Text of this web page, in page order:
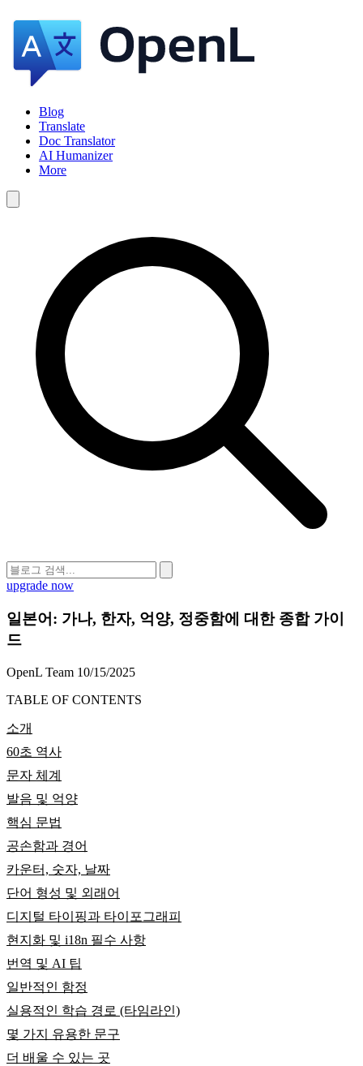
Blog
Translate
Doc Translator
AI Humanizer
More
upgrade now
일본어: 가나, 한자, 억양, 정중함에 대한 종합 가이
드
OpenL Team 10/15/2025
TABLE OF CONTENTS
소개
60초 역사
문자 체계
발음 및 억양
핵심 문법
공손함과 경어
카운터, 숫자, 날짜
단어 형성 및 외래어
디지털 타이핑과 타이포그래피
현지화 및 i18n 필수 사항
번역 및 AI 팁
일반적인 함정
실용적인 학습 경로 (타임라인)
몇 가지 유용한 문구
더 배울 수 있는 곳